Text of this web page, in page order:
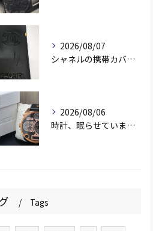
2026/08/07
シャネルの携帯カバー、お持ちいただきありがとうございます📱✨
2026/08/06
時計、眠らせていませんか？⌚️
Tags